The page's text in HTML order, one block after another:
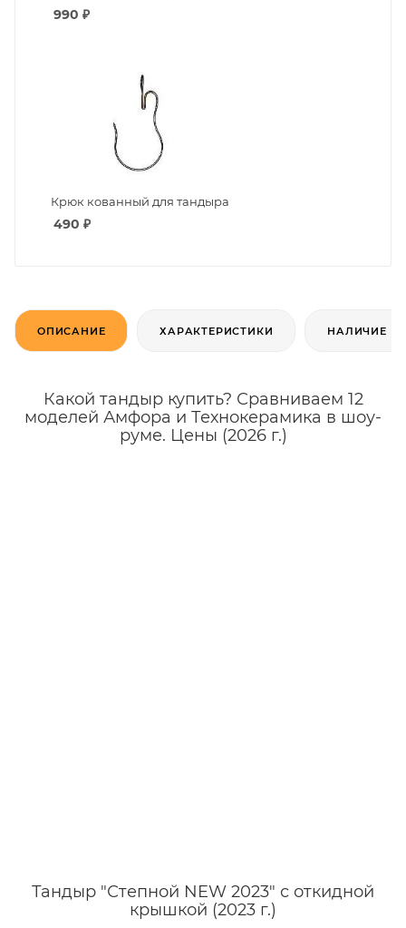
990 ₽
Крюк кованный для тандыра
490 ₽
ОПИСАНИЕ ХАРАКТЕРИСТИКИ НАЛИЧИЕ
Какой тандыр купить? Сравниваем 12
моделей Амфора и Технокерамика в шоу-
руме. Цены (2026 г.)
Тандыр "Степной NEW 2023" с откидной
крышкой (2023 г.)